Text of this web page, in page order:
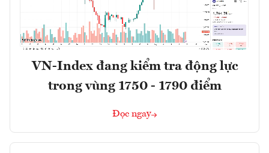
VN-Index đang kiểm tra động lực
trong vùng 1750 - 1790 điểm
Đọc ngay